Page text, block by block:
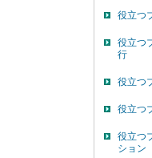
役立つ
役立つ
行
役立つ
役立つ
役立つ
ション